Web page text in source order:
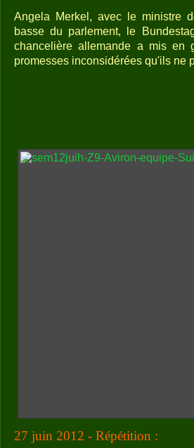
Angela Merkel, avec le ministre
basse du parlement, le
chancelière allemande a mis en
promesses inconsidérées qu'ils ne
27 juin 2012 - Répétition :